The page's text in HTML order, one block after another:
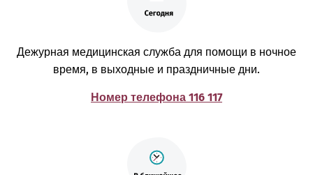
Дежурная медицинская служба для помощи в ночное
время, в выходные и праздничные дни.
Номер телефона 116 117